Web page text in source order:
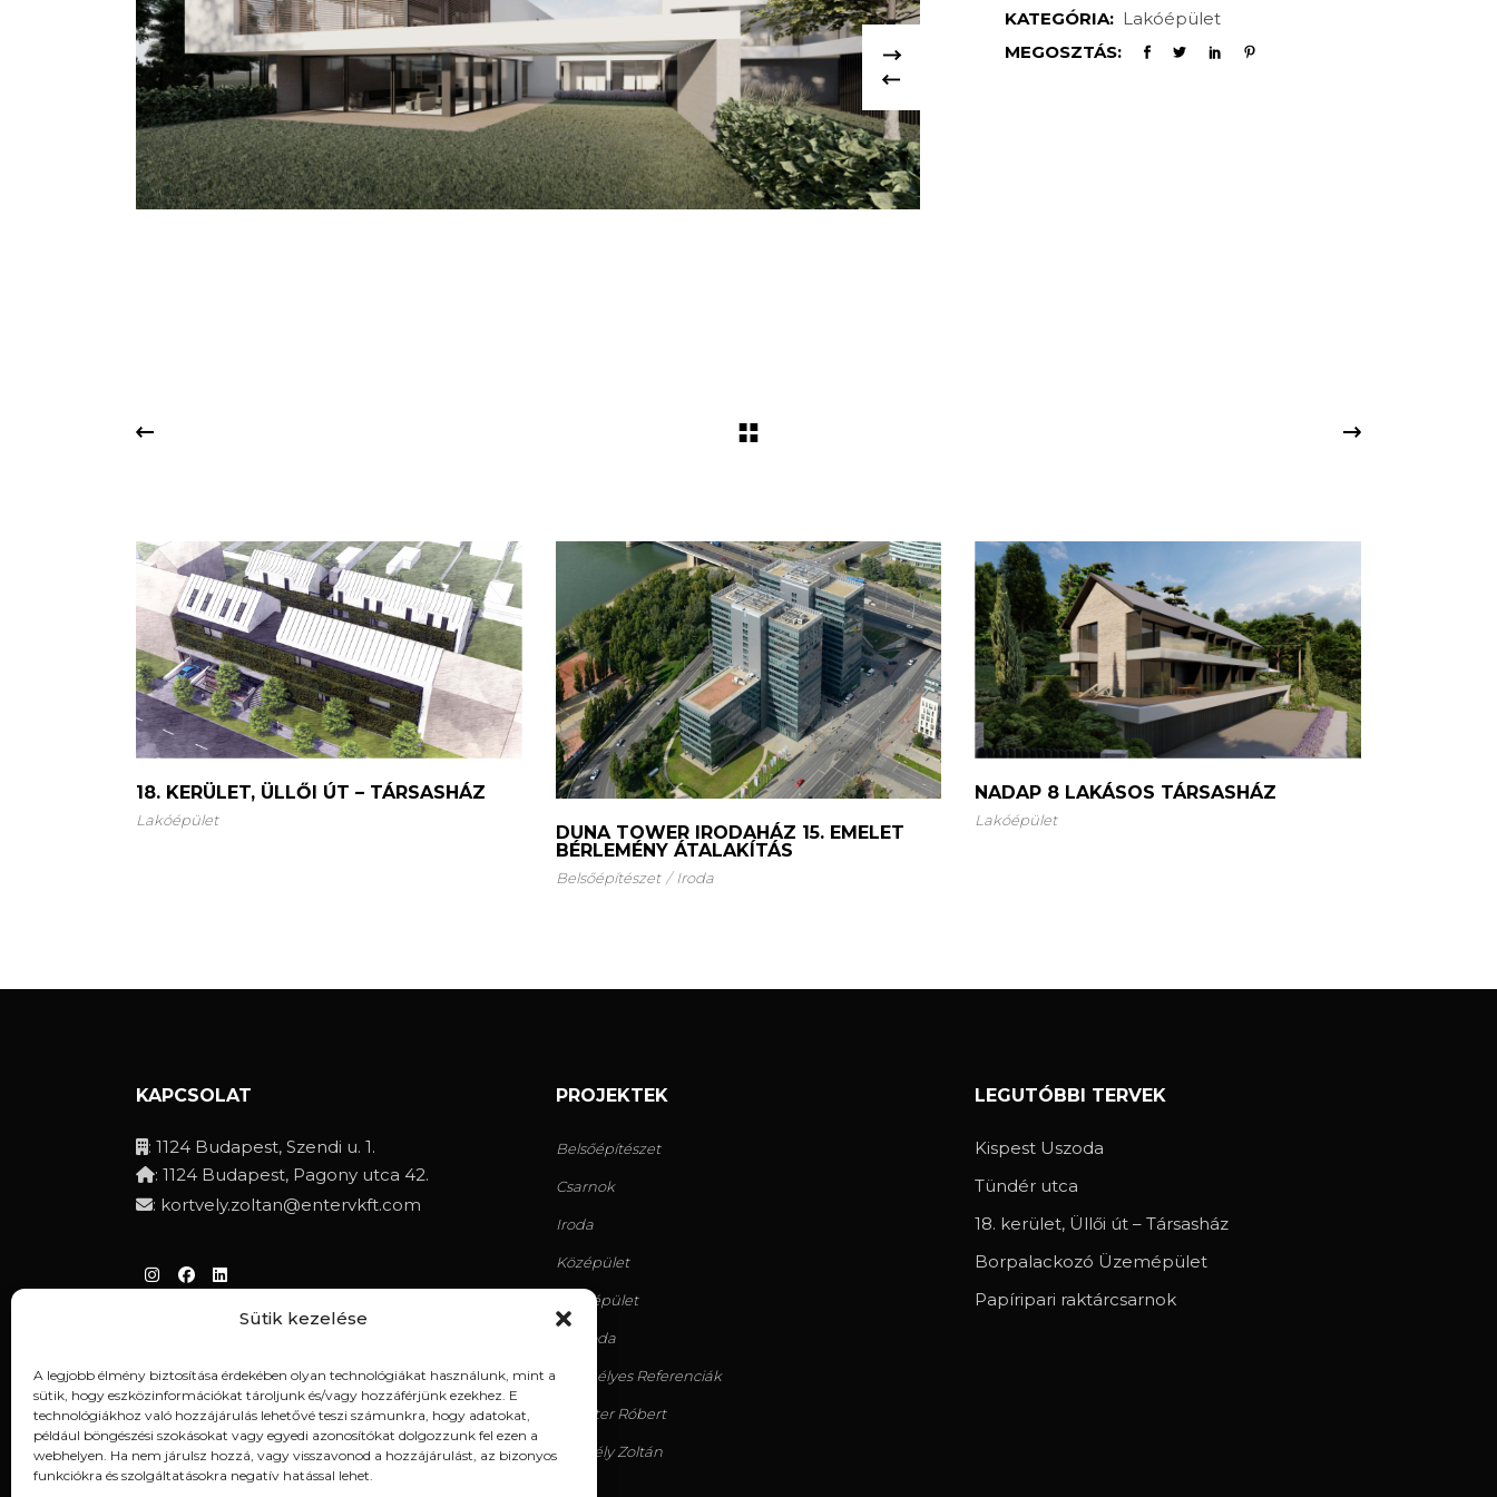
Sütik kezelése
A legjobb élmény biztosítása érdekében olyan technológiákat használunk, mint a
sütik, hogy eszközinformációkat tároljunk és/vagy hozzáférjünk ezekhez. E
technológiákhoz való hozzájárulás lehetővé teszi számunkra, hogy adatokat,
például böngészési szokásokat vagy egyedi azonosítókat dolgozzunk fel ezen a
webhelyen. Ha nem járulsz hozzá, vagy visszavonod a hozzájárulást, az bizonyos
funkciókra és szolgáltatásokra negatív hatással lehet.
KATEGÓRIA: Lakóépület
MEGOSZTÁS:
18. KERÜLET, ÜLLŐI ÚT – TÁRSASHÁZ
Lakóépület
DUNA TOWER IRODAHÁZ 15. EMELET
BÉRLEMÉNY ÁTALAKÍTÁS
Belsőépítészet Iroda
NADAP 8 LAKÁSOS TÁRSASHÁZ
Lakóépület
KAPCSOLAT
: 1124 Budapest, Szendi u. 1.
: 1124 Budapest, Pagony utca 42.
: kortvely.zoltan@entervkft.com
PROJEKTEK
Belsőépítészet
Csarnok
Iroda
Középület
Lakóépület
Szálloda
Személyes Referenciák
Geiszter Róbert
Körtvély Zoltán
LEGUTÓBBI TERVEK
Kispest Uszoda
Tündér utca
18. kerület, Üllői út – Társasház
Borpalackozó Üzemépület
Papíripari raktárcsarnok